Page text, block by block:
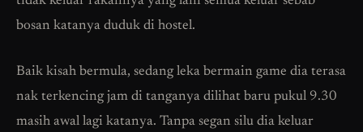
bosan katanya duduk di hostel.
Baik kisah bermula, sedang leka bermain game dia terasa
nak terkencing jam di tanganya dilihat baru pukul 9.30
masih awal lagi katanya. Tanpa segan silu dia keluar